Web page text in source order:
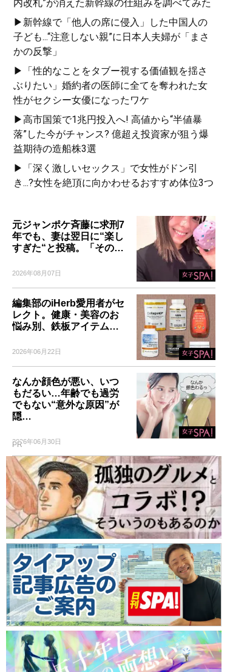
内改札”が消えた新幹線の仕組みを調べてみた
▶新幹線で「他人の席に侵入」した中国人の
子ども...“注意しない親”に日本人夫婦が「まさ
かの反撃」
▶「性的なことをタブー視する価値観を揺さ
ぶりたい」婚約者の医師に全てを奪われた女
性がセクシー女優になったワケ
▶高市国策で1兆円投入へ! 高値から“半値暴
落”した今がチャンス? 億超え投資家が狙う爆
益期待の造船株3選
▶「深く激しいセックス」で女性がドン引
き...?女性を絶頂に向かわせるおすすめ体位3つ
元ジャンポケ斉藤に求刑7
年でも、妻は翌日に“楽し
すぎた“と投稿。「その…
2026年08月07日
編集部のiHerb愛用者がセ
レクト。健康・美容のお
悩み別、鉄板アイテム…
2026年06月22日
なんか顔色が悪い、いつ
もだるい…年齢でも過労
でもない“意外な原因”が
隠…
2026年06月30日
PR